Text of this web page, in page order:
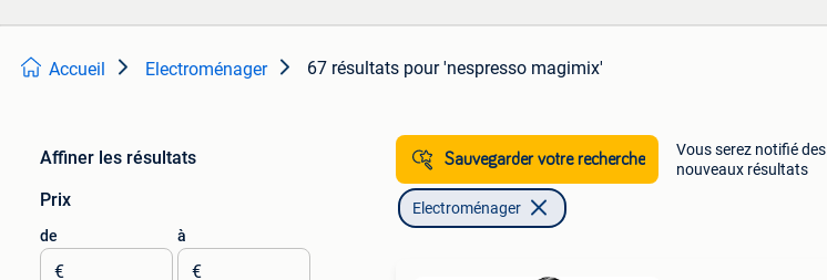
Accueil Electroménager 67 résultats pour 'nespresso magimix'
Affiner les résultats
Prix
de
€
à
€
Sauvegarder votre recherche
Vous serez notifié des
nouveaux résultats
Electroménager